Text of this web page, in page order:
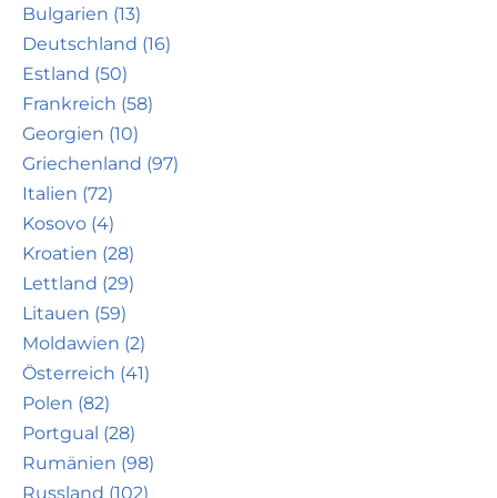
Bulgarien (13)
Deutschland (16)
Estland (50)
Frankreich (58)
Georgien (10)
Griechenland (97)
Italien (72)
Kosovo (4)
Kroatien (28)
Lettland (29)
Litauen (59)
Moldawien (2)
Österreich (41)
Polen (82)
Portgual (28)
Rumänien (98)
Russland (102)